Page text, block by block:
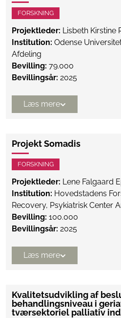
FORSKNING
Projektleder: Lisbeth Kirstine
Institution: Odense
Afdeling
Bevilling: 79.000
Bevillingsår: 2025
Læs mere
Projekt Somadis
FORSKNING
Projektleder: Lene Falgaard
Institution: Hovedstadens
Recovery, Psykiatrisk Center
Bevilling: 100.000
Bevillingsår: 2025
Læs mere
Kvalitetsudvikling af
behandlingsniveau i
tværsektoriel palliativ